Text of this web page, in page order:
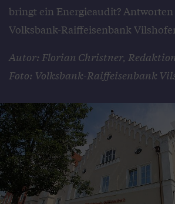
bringt ein Energieaudit?
Volksbank-Raiffeisenbank
Autor: Florian Christner,
Foto: Volksbank-Raiffeisenbank